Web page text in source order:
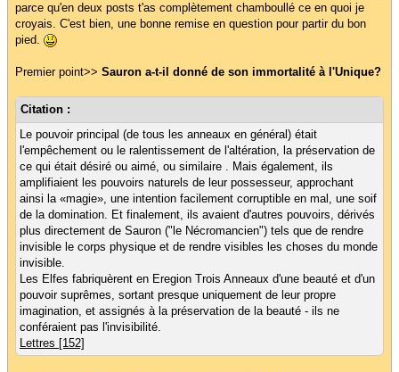
parce qu'en deux posts t'as complètement chamboullé ce en quoi je
croyais. C'est bien, une bonne remise en question pour partir du bon
pied.
Premier point>> Sauron a-t-il donné de son immortalité à l'Unique?
Citation :
Le pouvoir principal (de tous les anneaux en général) était
l'empêchement ou le ralentissement de l'altération, la préservation de
ce qui était désiré ou aimé, ou similaire . Mais également, ils
amplifiaient les pouvoirs naturels de leur possesseur, approchant
ainsi la «magie», une intention facilement corruptible en mal, une soif
de la domination. Et finalement, ils avaient d'autres pouvoirs, dérivés
plus directement de Sauron ("le Nécromancien") tels que de rendre
invisible le corps physique et de rendre visibles les choses du monde
invisible.
Les Elfes fabriquèrent en Eregion Trois Anneaux d'une beauté et d'un
pouvoir suprêmes, sortant presque uniquement de leur propre
imagination, et assignés à la préservation de la beauté - ils ne
conféraient pas l'invisibilité.
Lettres [152]